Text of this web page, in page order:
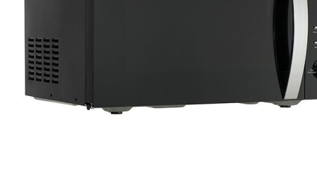
Información de las
Cookies analíticas
Estas cookies nos
de nuestro sitio
navegan por el